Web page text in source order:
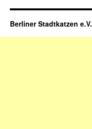
Berliner Stadtkatzen e.V.